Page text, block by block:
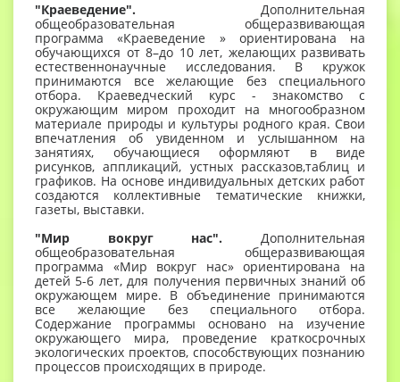
"Краеведение". Дополнительная
общеобразовательная общеразвивающая
программа «Краеведение » ориентирована на
обучающихся от 8–до 10 лет, желающих развивать
естественнонаучные исследования. В кружок
принимаются все желающие без специального
отбора. Краеведческий курс - знакомство с
окружающим миром проходит на многообразном
материале природы и культуры родного края. Свои
впечатления об увиденном и услышанном на
занятиях, обучающиеся оформляют в виде
рисунков, аппликаций, устных рассказов,таблиц и
графиков. На основе индивидуальных детских работ
создаются коллективные тематические книжки,
газеты, выставки.
"Мир вокруг нас". Дополнительная
общеобразовательная общеразвивающая
программа «Мир вокруг нас» ориентирована на
детей 5-6 лет, для получения первичных знаний об
окружающем мире. В объединение принимаются
все желающие без специального отбора.
Содержание программы основано на изучение
окружающего мира, проведение краткосрочных
экологических проектов, способствующих познанию
процессов происходящих в природе.